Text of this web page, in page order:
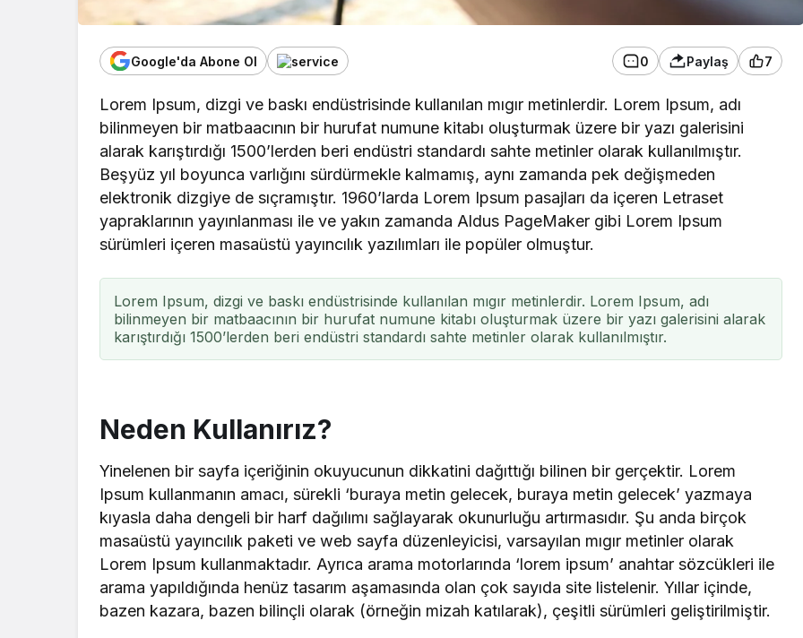
Google'da Abone Ol 0 Paylaş 7
Lorem Ipsum, dizgi ve baskı endüstrisinde kullanılan mıgır metinlerdir. Lorem Ipsum, adı
bilinmeyen bir matbaacının bir hurufat numune kitabı oluşturmak üzere bir yazı galerisini
alarak karıştırdığı 1500’lerden beri endüstri standardı sahte metinler olarak kullanılmıştır.
Beşyüz yıl boyunca varlığını sürdürmekle kalmamış, aynı zamanda pek değişmeden
elektronik dizgiye de sıçramıştır. 1960’larda Lorem Ipsum pasajları da içeren Letraset
yapraklarının yayınlanması ile ve yakın zamanda Aldus PageMaker gibi Lorem Ipsum
sürümleri içeren masaüstü yayıncılık yazılımları ile popüler olmuştur.
Lorem Ipsum, dizgi ve baskı endüstrisinde kullanılan mıgır metinlerdir. Lorem Ipsum, adı
bilinmeyen bir matbaacının bir hurufat numune kitabı oluşturmak üzere bir yazı galerisini alarak
karıştırdığı 1500’lerden beri endüstri standardı sahte metinler olarak kullanılmıştır.
Neden Kullanırız?
Yinelenen bir sayfa içeriğinin okuyucunun dikkatini dağıttığı bilinen bir gerçektir. Lorem
Ipsum kullanmanın amacı, sürekli ‘buraya metin gelecek, buraya metin gelecek’ yazmaya
kıyasla daha dengeli bir harf dağılımı sağlayarak okunurluğu artırmasıdır. Şu anda birçok
masaüstü yayıncılık paketi ve web sayfa düzenleyicisi, varsayılan mıgır metinler olarak
Lorem Ipsum kullanmaktadır. Ayrıca arama motorlarında ‘lorem ipsum’ anahtar sözcükleri ile
arama yapıldığında henüz tasarım aşamasında olan çok sayıda site listelenir. Yıllar içinde,
bazen kazara, bazen bilinçli olarak (örneğin mizah katılarak), çeşitli sürümleri geliştirilmiştir.
Uncategorized
Ankara’nın En İyi Reklam Ajansı
Hangisi? Markalar Neden Bozbora
Medya’yı Tercih Ediyor?
Uncategorized
Konya Sosyal Medya Yönetimi –
Bozbora Medya